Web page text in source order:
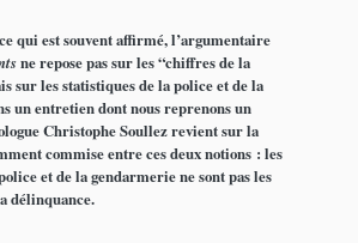
qui est souvent affirmé, l’argumentaire
ne repose pas sur les “chiffres de la
sur les statistiques de la police et de la
un entretien dont nous reprenons un
Christophe Soullez revient sur la
commise entre ces deux notions : les
et de la gendarmerie ne sont pas les
délinquance.